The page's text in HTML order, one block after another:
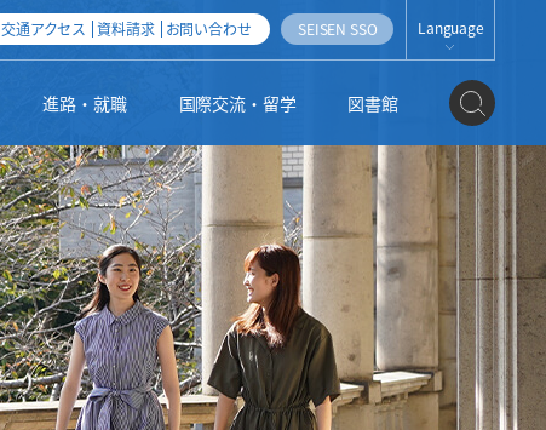
交通アクセス 資料請求 お問い合わせ SEISEN SSO Language
ESPAÑOL
地域連携・産学官連携
公式SNS
大学の取り組み
施設紹介
社会人・帰国子女・外国人入試
編入学・学士入試
大学院入試
高大連携
科目等履修生・聴講生・研究生制度
3つのポリシー（2025年度以降入学者用）
進路・就職 国際交流・留学 図書館
清泉女子大学オープンアクセス方針
機関リポジトリ運用指針